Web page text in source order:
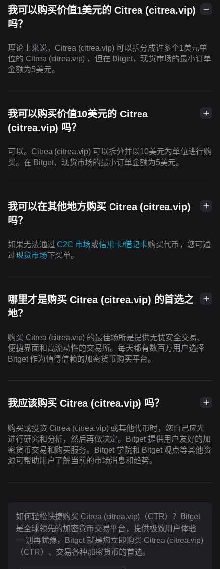
我可以购买价值1美元的 Citrea (citrea.vip)
吗？
理论上来说，Citrea (citrea.vip) 可以拆分成许多个1美元单
位的 Citrea (citrea.vip) ，但在 Bitget，现货市场的最小订单
金额为5美元。
我可以购买价值10美元的 Citrea
(citrea.vip) 吗？
可以。Citrea (citrea.vip) 可以拆分并以10美元为单位进行购
买。在 Bitget，现货市场的最小订单金额为5美元。
我可以在其他地方购买 Citrea (citrea.vip)
吗？
如果无法通过 C2C 市场或信用卡/借记卡购买代币，您可通
过现货市场下买单。
哪里才是购买 Citrea (citrea.vip) 的首选之
地？
购买 Citrea (citrea.vip) 的最佳场所是提供无忧安全交易、
便捷界面和高流动性的交易所。每天都有数百万用户选择
Bitget 作为值得信赖的加密货币购买平台。
我应该购买 Citrea (citrea.vip) 吗？
购买或投资 Citrea (citrea.vip) 或其他代币时，您自己应先
进行研究和分析，然后再做决定。Bitget 提供用户友好的加
密货币交易和购买服务。Bitget 学院和 Bitget 观点等其他资
源可帮助用户了解当前的市场消息和趋势。
如何轻松快捷购买 Citrea (citrea.vip)（CTR）？Bitget
是全球领先的加密货币交易平台，提供极致用户体验
— 别再犹豫，Bitget 就是您立即购买 Citrea (citrea.vip)
（CTR）、交易各种加密货币的首选。